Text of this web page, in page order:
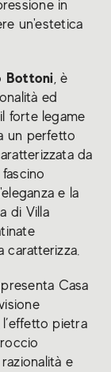
in
un'estetica
Bottoni, è
ed
forte legame
un perfetto
da
e la
di Villa
caratterizza.
presenta Casa
pietra
e